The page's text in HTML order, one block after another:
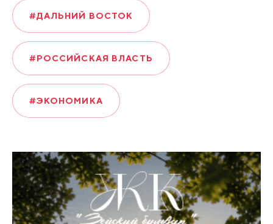
#ДАЛЬНИЙ ВОСТОК
#РОССИЙСКАЯ ВЛАСТЬ
#ЭКОНОМИКА